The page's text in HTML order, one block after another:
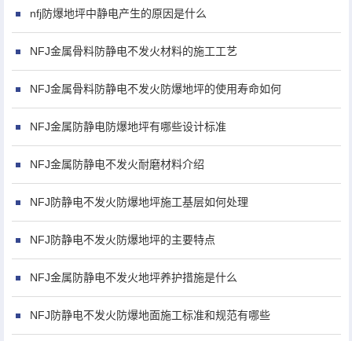
nfj防爆地坪中静电产生的原因是什么
NFJ金属骨料防静电不发火材料的施工工艺
NFJ金属骨料防静电不发火防爆地坪的使用寿命如何
NFJ金属防静电防爆地坪有哪些设计标准
NFJ金属防静电不发火耐磨材料介绍
NFJ防静电不发火防爆地坪施工基层如何处理
NFJ防静电不发火防爆地坪的主要特点
NFJ金属防静电不发火地坪养护措施是什么
NFJ防静电不发火防爆地面施工标准和规范有哪些